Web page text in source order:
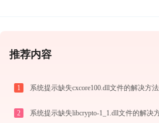
推荐内容
1 系统提示缺失cxcore100.dll文件的解决方法
2 系统提示缺失libcrypto-1_1.dll文件的解决